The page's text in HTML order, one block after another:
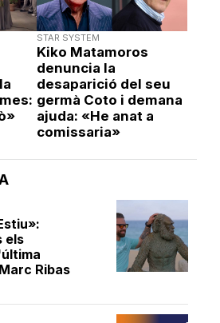
els
Ribas
STAR SYSTEM
Kiko Matamoros
denuncia la
desaparició del seu
germà Coto i demana
ajuda: «He anat a
comissaria»